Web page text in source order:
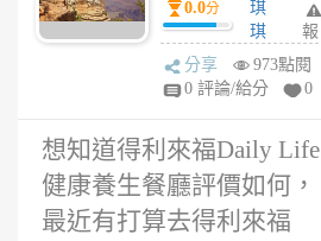
0.0分
琪
琪
6
年
報
分享
973點閱
0 評論/給分
0
想知道得利來福Daily Life
健康養生餐廳評價如何，
最近有打算去得利來福